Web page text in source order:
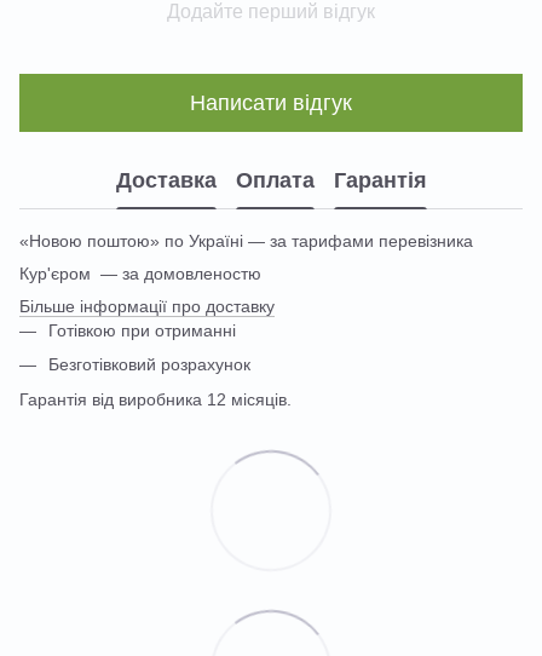
Додайте перший відгук
Написати відгук
Доставка Оплата Гарантія
«Новою поштою» по Україні — за тарифами перевізника
Кур'єром — за домовленостю
Більше інформації про доставку
Готівкою при отриманні
Безготівковий розрахунок
Гарантія від виробника 12 місяців.